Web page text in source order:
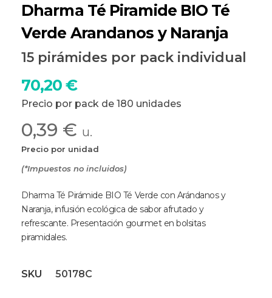
Dharma Té Piramide BIO Té
Verde Arandanos y Naranja
15 pirámides por pack individual
Precio por pack de 180 unidades
(*Impuestos no incluidos)
70,20 €
Precio por unidad
Dharma Té Pirámide BIO Té Verde con Arándanos y
Naranja, infusión ecológica de sabor afrutado y
refrescante. Presentación gourmet en bolsitas
piramidales.
SKU 50178C
0,39 € u.